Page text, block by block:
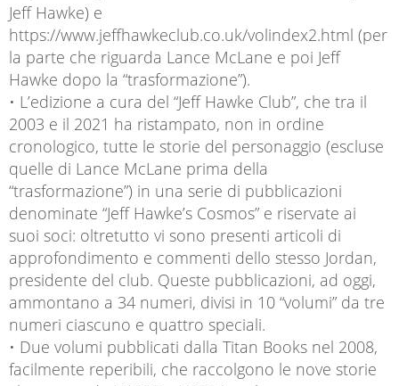
Jeff Hawke) e
https://www.jeffhawkeclub.co.uk/volindex2.html (per
la parte che riguarda Lance McLane e poi Jeff
Hawke dopo la “trasformazione”).
• L’edizione a cura del “Jeff Hawke Club”, che tra il
2003 e il 2021 ha ristampato, non in ordine
cronologico, tutte le storie del personaggio (escluse
quelle di Lance McLane prima della
“trasformazione”) in una serie di pubblicazioni
denominate “Jeff Hawke’s Cosmos” e riservate ai
suoi soci: oltretutto vi sono presenti articoli di
approfondimento e commenti dello stesso Jordan,
presidente del club. Queste pubblicazioni, ad oggi,
ammontano a 34 numeri, divisi in 10 “volumi” da tre
numeri ciascuno e quattro speciali.
• Due volumi pubblicati dalla Titan Books nel 2008,
facilmente reperibili, che raccolgono le nove storie